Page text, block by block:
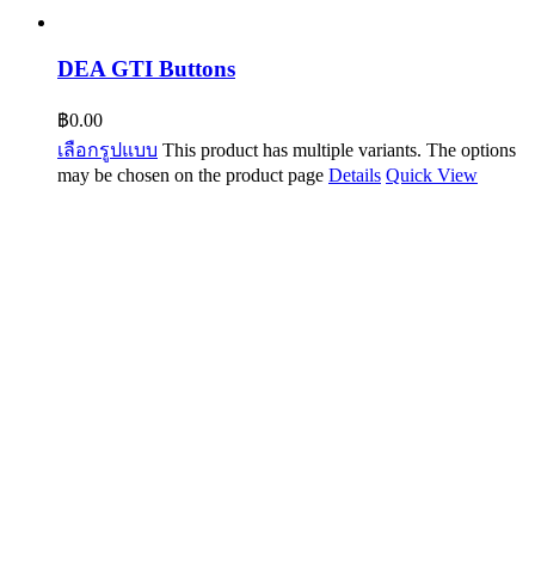
DEA GTI Buttons
฿0.00
เลือกรูปแบบ This product has multiple variants. The options
may be chosen on the product page Details Quick View